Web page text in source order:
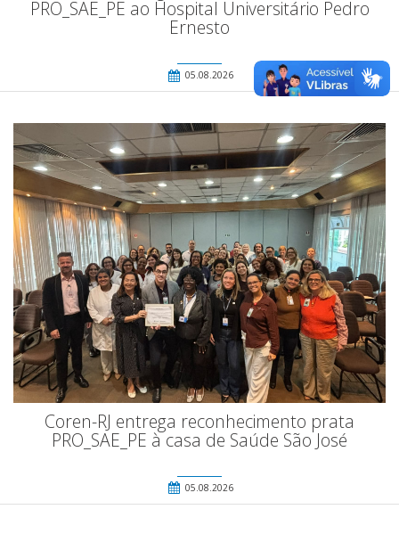
PRO_SAE_PE ao Hospital Universitário Pedro
Ernesto
05.08.2026
Coren-RJ entrega reconhecimento prata
PRO_SAE_PE à casa de Saúde São José
05.08.2026